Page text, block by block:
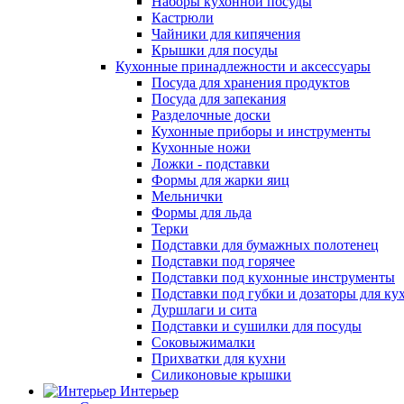
Кастрюли
Чайники для кипячения
Крышки для посуды
Кухонные принадлежности и аксессуары
Посуда для хранения продуктов
Посуда для запекания
Разделочные доски
Кухонные приборы и инструменты
Кухонные ножи
Ложки - подставки
Формы для жарки яиц
Мельнички
Формы для льда
Терки
Подставки для бумажных полотенец
Подставки под горячее
Подставки под кухонные инструменты
Подставки под губки и дозаторы для
Дуршлаги и сита
Подставки и сушилки для посуды
Соковыжималки
Прихватки для кухни
Силиконовые крышки
Интерьер